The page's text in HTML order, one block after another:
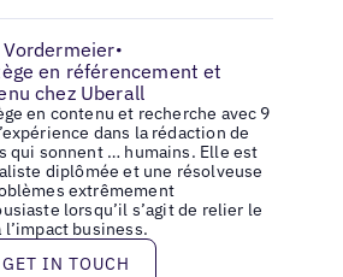
Vordermeier•
en référencement et
chez Uberall
en contenu et recherche avec 9
dans la rédaction de
qui sonnent … humains. Elle est
diplômée et une résolveuse
extrêmement
lorsqu’il s’agit de relier le
l’impact business.
touch
GET IN TOUCH